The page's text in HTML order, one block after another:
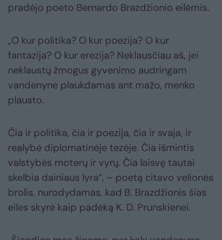
pradėjo poeto Bernardo Brazdžionio eilėmis.
„O kur politika? O kur poezija? O kur
fantazija? O kur erezija? Neklausčiau aš, jei
neklaustų žmogus gyvenimo audringam
vandenyne plaukdamas ant mažo, menko
plausto.
Čia ir politika, čia ir poezija, čia ir svaja, ir
realybė diplomatinėje tezėje. Čia išmintis
valstybės moterų ir vyrų. Čia laisvę tautai
skelbia dainiaus lyra“, – poetą citavo velionės
brolis, nurodydamas, kad B. Brazdžionis šias
eiles skyrė kaip padėką K. D. Prunskienei.